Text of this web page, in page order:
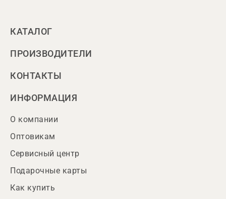
КАТАЛОГ
ПРОИЗВОДИТЕЛИ
КОНТАКТЫ
ИНФОРМАЦИЯ
О компании
Оптовикам
Сервисный центр
Подарочные карты
Как купить